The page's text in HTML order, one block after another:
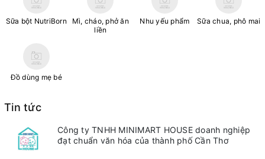
Sữa bột NutriBorn
Mì, cháo, phở ăn
liền
Nhu yếu phẩm Sữa chua, phô mai
Đồ dùng mẹ bé
Tin tức
Công ty TNHH MINIMART HOUSE doanh nghiệp
đạt chuẩn văn hóa của thành phố Cần Thơ